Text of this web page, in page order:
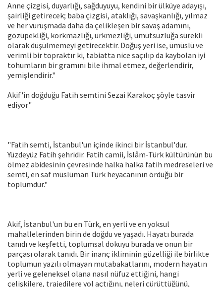
Anne çizgisi, duyarlığı, sağduyuyu, kendini bir ülküye adayışı,
şairliği getirecek; baba çizgisi, ataklığı, savaşkanlığı, yılmaz
ve her vuruşmada daha da çelikleşen bir savaş adamını,
gözüpekliği, korkmazlığı, ürkmezliği, umutsuzluğa sürekli
olarak düşülmemeyi getirecektir. Doğuş yeri ise, ümüslü ve
verimli bir topraktır ki, tabiatta nice saçılıp da kaybolan iyi
tohumların bir gramını bile ihmal etmez, değerlendirir,
yemişlendirir."
Akif'in doğduğu Fatih semtini Sezai Karakoç şöyle tasvir
ediyor"
"Fatih semti, İstanbul'un içinde ikinci bir İstanbul'dur.
Yüzdeyüz Fatih şehridir. Fatih camii, İslâm-Türk kültürünün bu
ölmez abidesinin çevresinde halka halka fatih medreseleri ve
semti, en saf müslüman Türk heyacanının ördüğü bir
toplumdur."
Akif, İstanbul'un bu en Türk, en yerli ve en yoksul
mahallelerinden birin de doğdu ve yaşadı. Hayatı burada
tanıdı ve keşfetti, toplumsal dokuyu burada ve onun bir
parçası olarak tanıdı. Bir inanç ikliminin güzelliği ile birlikte
toplumun yazılı olmayan mutabakatlarını, modern hayatın
yerli ve geleneksel olana nasıl nüfuz ettiğini, hangi
çelişkilere, trajedilere yol açtığını, neleri çürüttüğünü,